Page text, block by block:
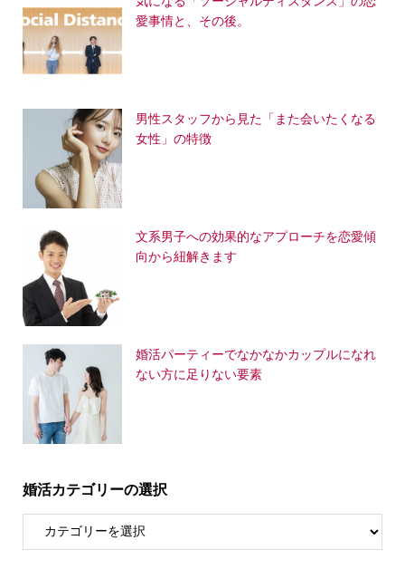
愛事情と、その後。
男性スタッフから見た「また会いたくなる
女性」の特徴
文系男子への効果的なアプローチを恋愛傾
向から紐解きます
婚活パーティーでなかなかカップルになれ
ない方に足りない要素
婚活カテゴリーの選択